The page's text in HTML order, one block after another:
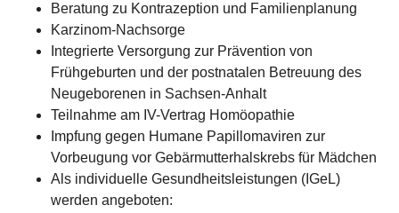
Beratung zu Kontrazeption und Familienplanung
Karzinom-Nachsorge
Integrierte Versorgung zur Prävention von
Frühgeburten und der postnatalen Betreuung des
Neugeborenen in Sachsen-Anhalt
Teilnahme am IV-Vertrag Homöopathie
Impfung gegen Humane Papillomaviren zur
Vorbeugung vor Gebärmutterhalskrebs für Mädchen
Als individuelle Gesundheitsleistungen (IGeL)
werden angeboten: